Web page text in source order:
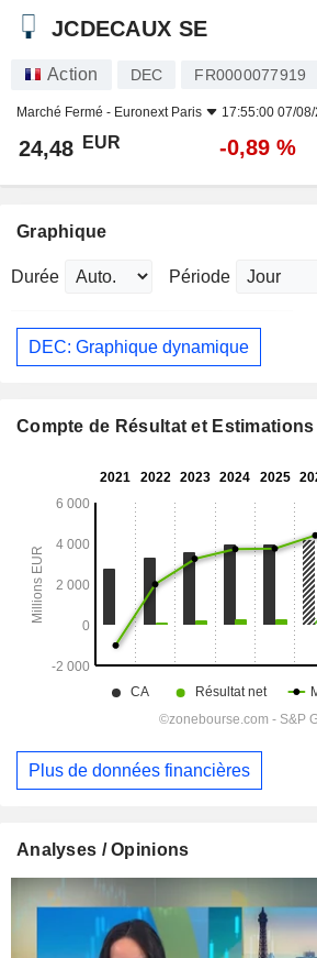
JCDECAUX SE
Action DEC FR0000077919
Marché Fermé - Euronext Paris 17:55:00 07/
24,48 EUR -0,89 %
Graphique
Durée Période
DEC: Graphique dynamique
Compte de Résultat et Estimations
Plus de données financières
Analyses / Opinions